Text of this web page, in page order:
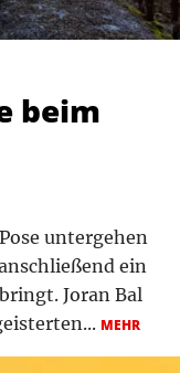
beim
untergehen
ein
Joran Bal
MEHR